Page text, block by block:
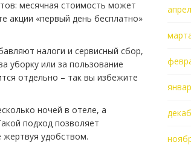
месячная стоимость может
акции «первый день бесплатно»
налоги и сервисный сбор,
уборку или за пользование
отдельно – так вы избежите
ночей в отеле, а
подход позволяет
удобством.